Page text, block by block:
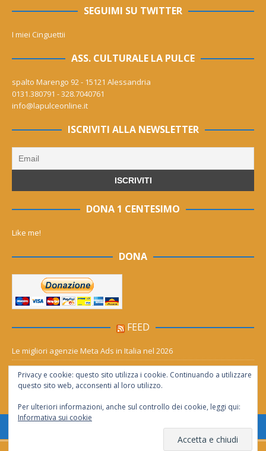
SEGUIMI SU TWITTER
I miei Cinguettii
ASS. CULTURALE LA PULCE
spalto Marengo 92 - 15121 Alessandria
0131.380791 - 328.7040761
info@lapulceonline.it
ISCRIVITI ALLA NEWSLETTER
DONA 1 CENTESIMO
Like me!
DONA
FEED
Le migliori agenzie Meta Ads in Italia nel 2026
Aia Syensqo, il rinnovo divide: stop al cC6O4 dal 2027, ma i comitati
chiedono “zero Pfas subito”
Privacy e cookie: questo sito utilizza i cookie. Continuando a utilizzare
questo sito web, acconsenti al loro utilizzo.
Per ulteriori informazioni, anche sul controllo dei cookie, leggi qui:
Informativa sui cookie